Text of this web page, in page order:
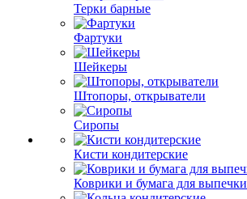
Терки барные
Фартуки
Шейкеры
Штопоры, открыватели
Сиропы
Кисти кондитерские
Коврики и бумага для выпечки